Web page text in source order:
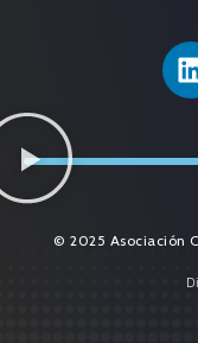
© 2025 Asociación